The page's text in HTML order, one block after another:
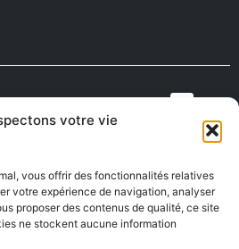
votre vie
vous offrir des fonctionnalités relatives
votre expérience de navigation, analyser
proposer des contenus de qualité, ce site
ne stockent aucune information
ON RECRUTE EN
AVEYRON